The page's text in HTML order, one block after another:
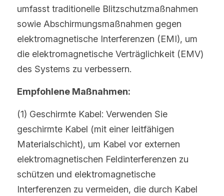
umfasst traditionelle Blitzschutzmaßnahmen
sowie Abschirmungsmaßnahmen gegen
elektromagnetische Interferenzen (EMI), um
die elektromagnetische Verträglichkeit (EMV)
des Systems zu verbessern.
Empfohlene Maßnahmen:
(1) Geschirmte Kabel: Verwenden Sie
geschirmte Kabel (mit einer leitfähigen
Materialschicht), um Kabel vor externen
elektromagnetischen Feldinterferenzen zu
schützen und elektromagnetische
Interferenzen zu vermeiden, die durch Kabel